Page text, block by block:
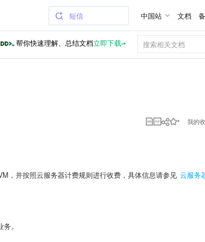
短信 中国站 文档
帮你快速理解、总结文档立即下载
我的
，并按照云服务器计费规则进行收费，具体信息请参见 云服务
。